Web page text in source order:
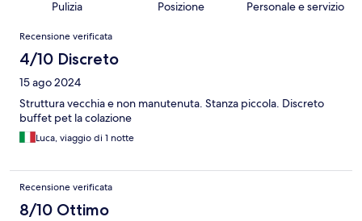
Pulizia Posizione Personale e servizio
Recensioni
Recensione verificata
4/10 Discreto
15 ago 2024
Struttura vecchia e non manutenuta. Stanza piccola. Discreto
buffet pet la colazione
Luca, viaggio di 1 notte
Recensione verificata
8/10 Ottimo